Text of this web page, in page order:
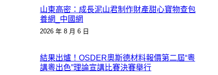
山東高密：成長泥山君制作財產甜心寶物查包
養網_中國網
2026 年 8 月 6 日
結果出爐！OSDER奧斯德材料報價第二屆“粵
講粵出色”理論宣講比賽決賽舉行